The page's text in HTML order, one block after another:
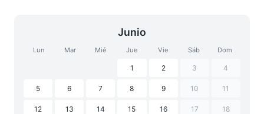
Junio
Lun Mar Mié Jue Vie Sáb Dom
1 2 3 4
5 6 7 8 9 10 11
12 13 14 15 16 17 18